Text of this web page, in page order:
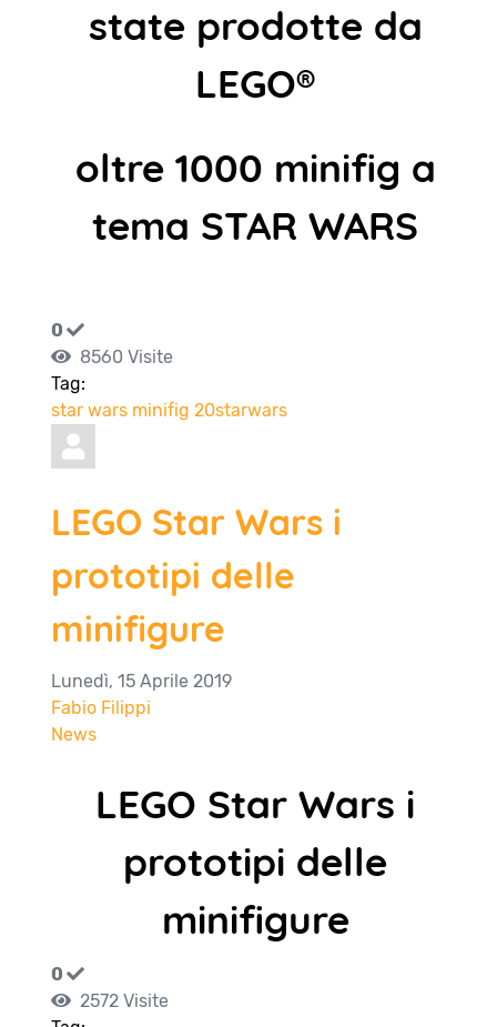
state prodotte da
LEGO®
oltre 1000 minifig a
tema STAR WARS
0
8560 Visite
Tag:
star wars minifig 20starwars
LEGO Star Wars i
prototipi delle
minifigure
Lunedì, 15 Aprile 2019
Fabio Filippi
News
LEGO Star Wars i
prototipi delle
minifigure
0
2572 Visite